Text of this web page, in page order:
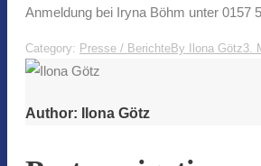
Anmeldung bei Iryna Böhm unter 0157
Category: Presse / BerichteBy Ilona Götz3.
Author: Ilona Götz